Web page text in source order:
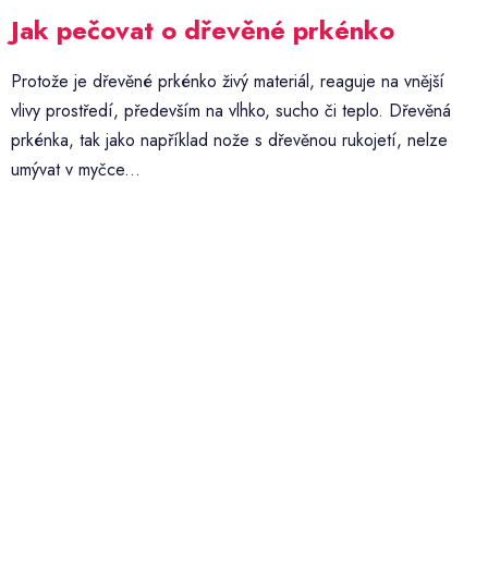
Jak pečovat o dřevěné prkénko
Protože je dřevěné prkénko živý materiál, reaguje na vnější
vlivy prostředí, především na vlhko, sucho či teplo. Dřevěná
prkénka, tak jako například nože s dřevěnou rukojetí, nelze
umývat v myčce...